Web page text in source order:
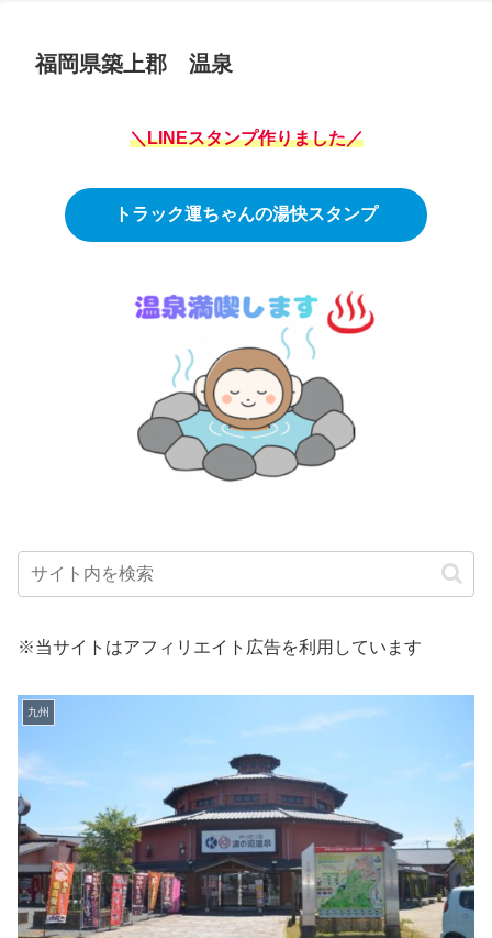
福岡県築上郡 温泉
＼LINEスタンプ作りました／
トラック運ちゃんの湯快スタンプ
※当サイトはアフィリエイト広告を利用しています
九州